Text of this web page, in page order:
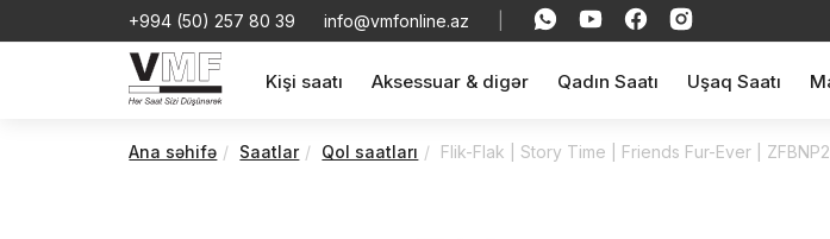
+994 (50) 257 80 39 info@vmfonline.az
Kişi saatı Aksessuar & digər Qadın Saatı Uşaq Saatı
Ana səhifə Saatlar Qol saatları Flik-Flak | Story Time | Friends Fur-Ever |